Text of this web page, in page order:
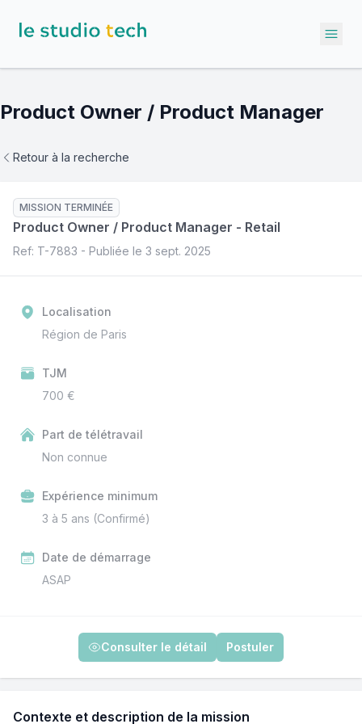
Product Owner / Product Manager
Retour à la recherche
Product Owner / Product Manager - Retail
MISSION TERMINÉE
Ref: T-7883 - Publiée le 3 sept. 2025
Localisation
Région de Paris
TJM
700 €
Part de télétravail
Non connue
Expérience minimum
3 à 5 ans (Confirmé)
Date de démarrage
ASAP
Consulter le détail Postuler
Contexte et description de la mission